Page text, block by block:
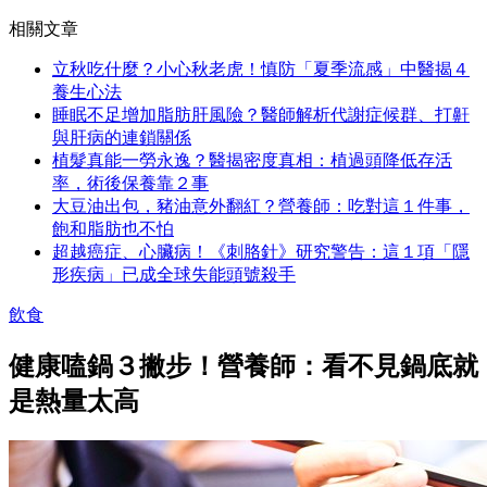
相關文章
立秋吃什麼？小心秋老虎！慎防「夏季流感」中醫揭４
養生心法
睡眠不足增加脂肪肝風險？醫師解析代謝症候群、打鼾
與肝病的連鎖關係
植髮真能一勞永逸？醫揭密度真相：植過頭降低存活
率，術後保養靠２事
大豆油出包，豬油意外翻紅？營養師：吃對這１件事，
飽和脂肪也不怕
超越癌症、心臟病！《刺胳針》研究警告：這１項「隱
形疾病」已成全球失能頭號殺手
飲食
健康嗑鍋３撇步！營養師：看不見鍋底就
是熱量太高